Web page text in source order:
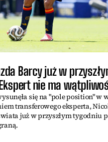
Barcy już w
nie ma
się na "pole position" w
transferowego eksperta,
już w przyszłym tygodniu